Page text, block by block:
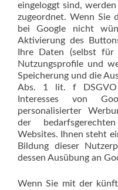
eingeloggt sind,
zugeordnet. Wenn Sie
bei Google nicht
Aktivierung des
Ihre Daten (selbst
Nutzungsprofile und
Speicherung und die
Abs. 1 lit. f DSGVO
Interesses von
personalisierter
der
Websites. Ihnen steht
Bildung dieser
dessen Ausübung an
Wenn Sie mit der